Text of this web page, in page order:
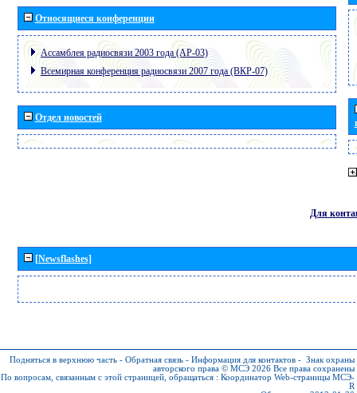
Относящиеся конференции
Ассамблея радиосвязи 2003 года (АР-03)
Всемирная конференция радиосвязи 2007 года (ВКР-07)
Отдел новостей
Для
[Newsflashes]
Подняться в верхнюю часть - Обратная связь - Информация для контактов - Знак охраны
авторского права © МСЭ 2026 Все права сохранены
По вопросам, связанным с этой страницей, обращаться : Координатор Web-страницы МСЭ-
R